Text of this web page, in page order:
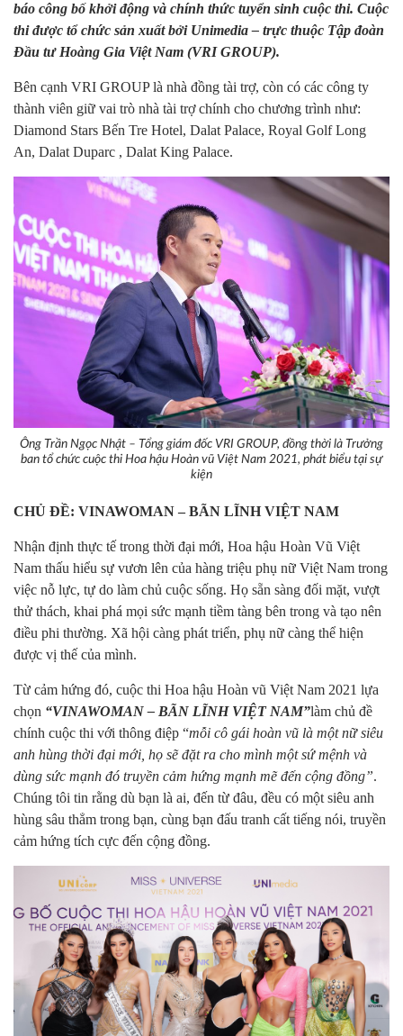
báo công bố khởi động và chính thức tuyển sinh cuộc thi. Cuộc
thi được tổ chức sản xuất bởi Unimedia – trực thuộc Tập đoàn
Đầu tư Hoàng Gia Việt Nam (VRI GROUP).
Bên cạnh VRI GROUP là nhà đồng tài trợ, còn có các công ty
thành viên giữ vai trò nhà tài trợ chính cho chương trình như:
Diamond Stars Bến Tre Hotel, Dalat Palace, Royal Golf Long
An, Dalat Duparc , Dalat King Palace.
Ông Trần Ngọc Nhật – Tổng giám đốc VRI GROUP, đồng thời là Trưởng
ban tổ chức cuộc thi Hoa hậu Hoàn vũ Việt Nam 2021, phát biểu tại sự
kiện
CHỦ ĐỀ: VINAWOMAN – BÃN LĨNH VIỆT NAM
Nhận định thực tế trong thời đại mới, Hoa hậu Hoàn Vũ Việt
Nam thấu hiểu sự vươn lên của hàng triệu phụ nữ Việt Nam trong
việc nỗ lực, tự do làm chủ cuộc sống. Họ sẵn sàng đối mặt, vượt
thử thách, khai phá mọi sức mạnh tiềm tàng bên trong và tạo nên
điều phi thường. Xã hội càng phát triển, phụ nữ càng thể hiện
được vị thế của mình.
Từ cảm hứng đó, cuộc thi Hoa hậu Hoàn vũ Việt Nam 2021 lựa
chọn “VINAWOMAN– BÃN LĨNH VIỆT NAM”làm chủ đề
chính cuộc thi với thông điệp “mỗi cô gái hoàn vũ là một nữ siêu
anh hùng thời đại mới, họ sẽ đặt ra cho mình một sứ mệnh và
dùng sức mạnh đó truyền cảm hứng mạnh mẽ đến cộng đồng”.
Chúng tôi tin rằng dù bạn là ai, đến từ đâu, đều có một siêu anh
hùng sâu thẳm trong bạn, cùng bạn đấu tranh cất tiếng nói, truyền
cảm hứng tích cực đến cộng đồng.